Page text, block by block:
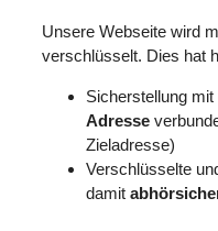
Unsere Webseite wird
verschlüsselt. Dies hat
Sicherstellung mit
Adresse
Zieladresse)
Verschlüsselte
damit